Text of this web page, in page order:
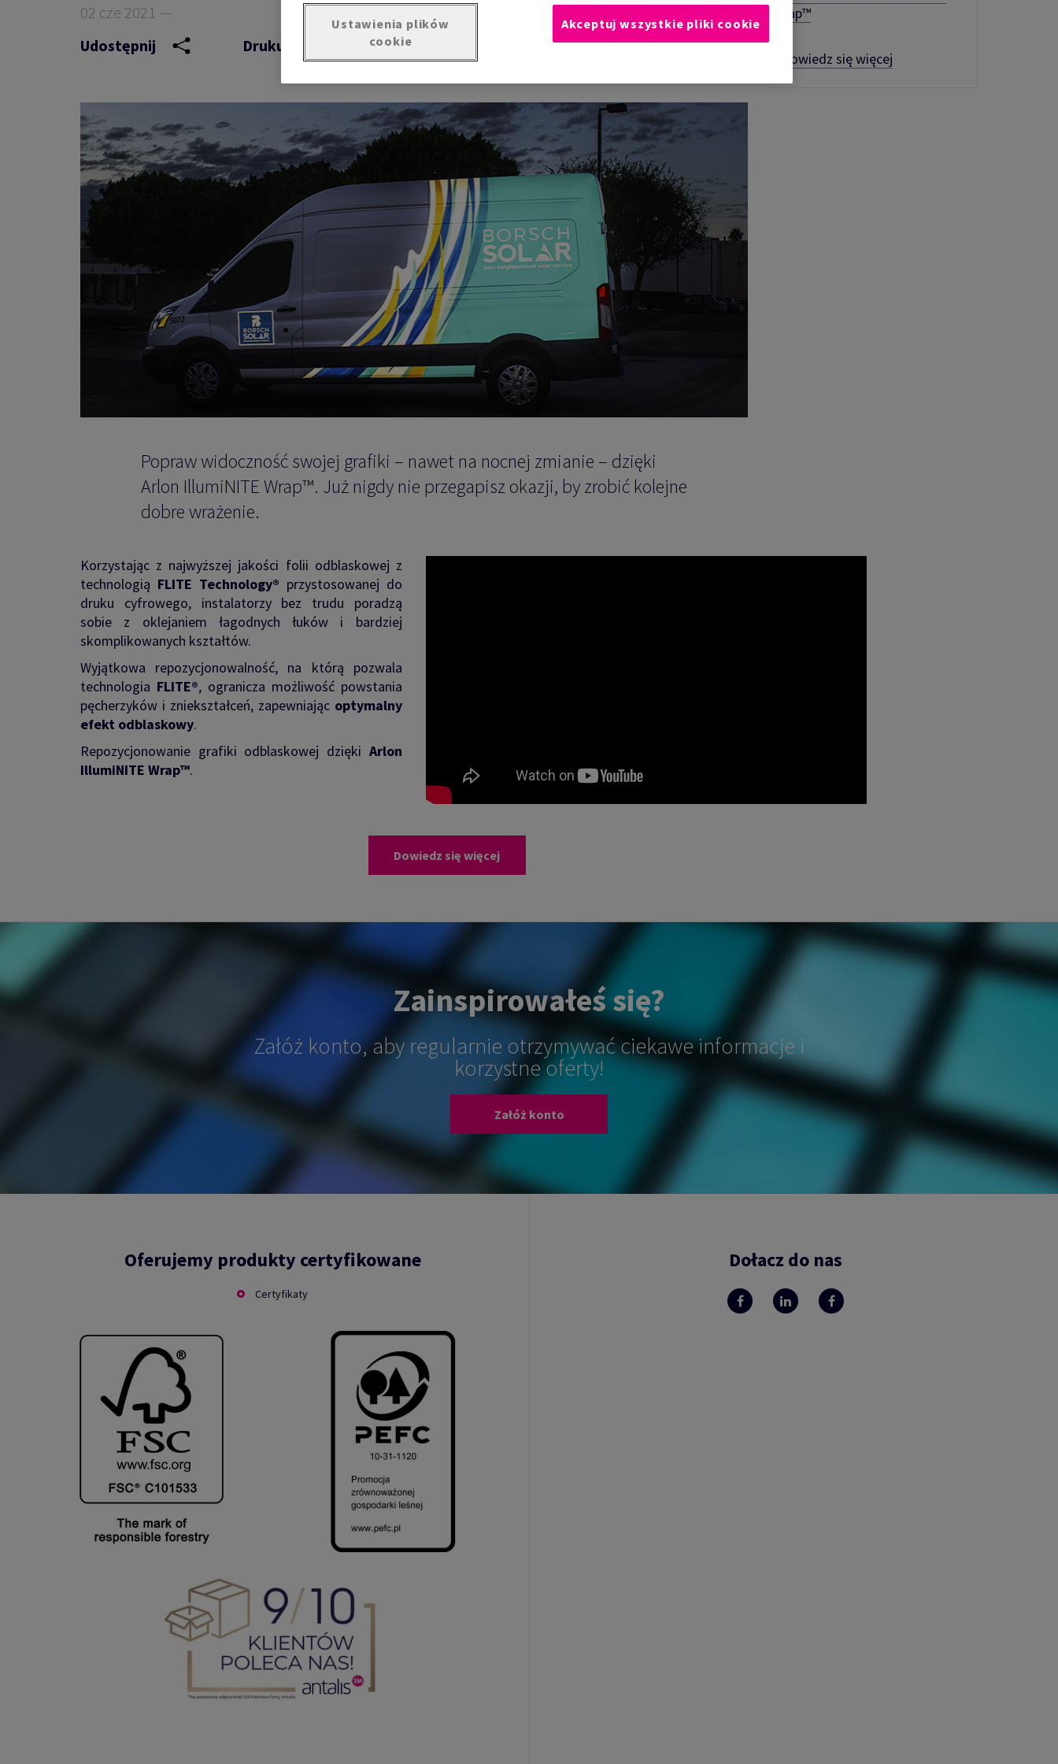
02 cze 2021 —
Udostępnij
Drukuj
Popraw widoczność swojej grafiki – nawet na nocnej zmianie – dzięki
Arlon IllumiNITE Wrap™. Już nigdy nie przegapisz okazji, by zrobić kolejne
dobre wrażenie.
Korzystając z najwyższej jakości folii odblaskowej z
technologią FLITE Technology® przystosowanej do
druku cyfrowego, instalatorzy bez trudu poradzą
sobie z oklejaniem łagodnych łuków i bardziej
skomplikowanych kształtów.
Wyjątkowa repozycjonowalność, na którą pozwala
technologia FLITE®, ogranicza możliwość powstania
pęcherzyków i zniekształceń, zapewniając optymalny
efekt odblaskowy.
Repozycjonowanie grafiki odblaskowej dzięki Arlon
IllumiNITE Wrap™.
Dowiedz się więcej
Wrap™
Dowiedz się więcej
Zainspirowałeś się?
Załóż konto, aby regularnie otrzymywać ciekawe informacje i
korzystne oferty!
Załóż konto
Oferujemy produkty certyfikowane
Certyfikaty
Dołacz do nas
Ustawienia plików
cookie
Akceptuj wszystkie pliki cookie